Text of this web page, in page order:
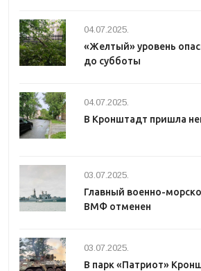
04.07.2025.
«Желтый» уровень
до субботы
04.07.2025.
В Кронштадт пришла
03.07.2025.
Главный военно-
ВМФ отменен
03.07.2025.
В парк «Патриот»